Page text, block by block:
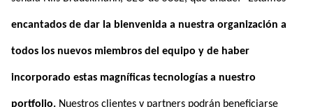
encantados de dar la bienvenida a nuestra organización a
todos los nuevos miembros del equipo y de haber
incorporado estas magníficas tecnologías a nuestro
portfolio.Nuestros clientes y partners podrán beneficiarse